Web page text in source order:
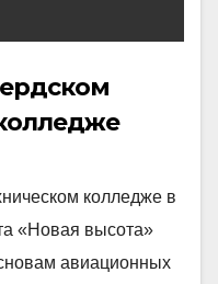
колледже в
«Новая высота»
авиационных